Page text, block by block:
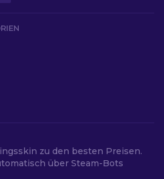
zu den besten Preisen.
über Steam-Bots